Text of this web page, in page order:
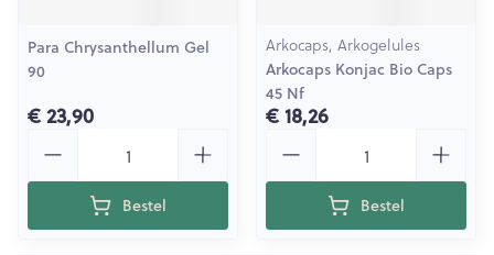
Para Chrysanthellum Gel
90
€ 23,90
Bestel
Arkocaps, Arkogelules
Arkocaps Konjac Bio Caps
45 Nf
€ 18,26
Bestel